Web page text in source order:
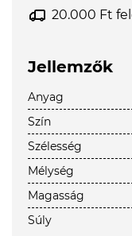
20.000 Ft
Jellemzők
Anyag
Szín
Szélesség
Mélység
Magasság
Súly